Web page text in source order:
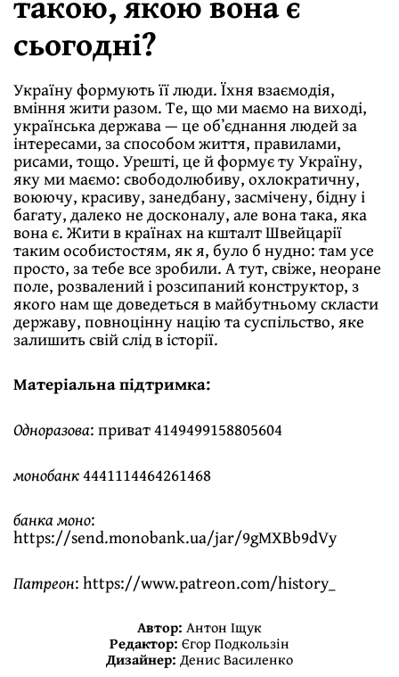
сьогодні?
Україну формують її люди. Їхня взаємодія,
вміння жити разом. Те, що ми маємо на виході,
українська держава — це обʼєднання людей за
інтересами, за способом життя, правилами,
рисами, тощо. Урешті, це й формує ту Україну,
яку ми маємо: свободолюбиву, охлократичну,
воюючу, красиву, занедбану, засмічену, бідну і
багату, далеко не досконалу, але вона така, яка
вона є. Жити в країнах на кшталт Швейцарії
таким особистостям, як я, було б нудно: там усе
просто, за тебе все зробили. А тут, свіже, неоране
поле, розвалений і розсипаний конструктор, з
якого нам ще доведеться в майбутньому скласти
державу, повноцінну націю та суспільство, яке
залишить свій слід в історії.
Матеріальна підтримка:
Одноразова: приват 4149499158805604
монобанк4441114464261468
банка моно:
https://send.monobank.ua/jar/9gMXBb9dVy
Патреон:https://www.patreon.com/history_
Автор: Антон Іщук
Редактор: Єгор Подкользін
Дизайнер: Денис Василенко